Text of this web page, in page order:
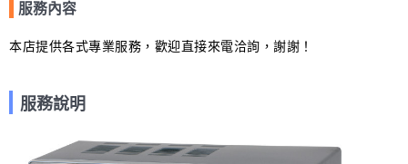
服務內容
本店提供各式專業服務，歡迎直接來電洽詢，謝謝！
服務說明